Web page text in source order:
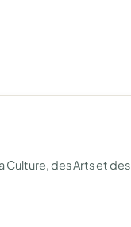
Culture, des Arts et des